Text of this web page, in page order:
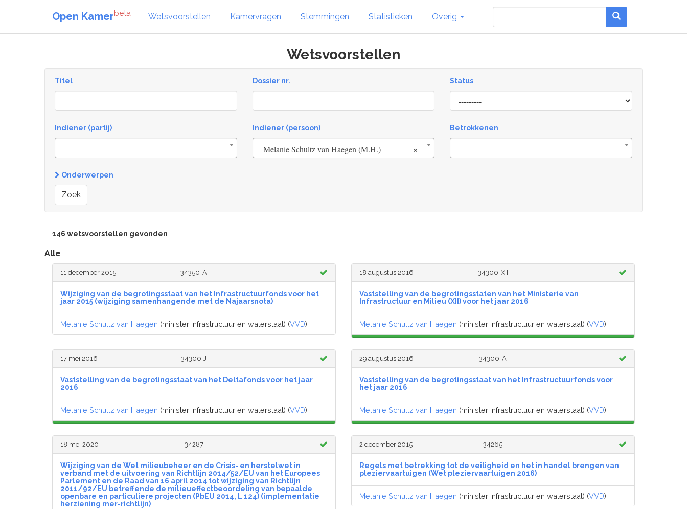
Open Kamerbeta Wetsvoorstellen Kamervragen Stemmingen Statistieken Overig
Wetsvoorstellen
Titel Dossier nr. Status
Status
Indiener (partij) Indiener (persoon)
×
Melanie Schultz van Haegen (M.H.)
Betrokkenen
Onderwerpen
Zoek
146 wetsvoorstellen gevonden
Alle
11 december 2015 34350-A
Wijziging van de begrotingsstaat van het Infrastructuurfonds voor het
jaar 2015 (wijziging samenhangende met de Najaarsnota)
Melanie Schultz van Haegen (minister infrastructuur en waterstaat) (VVD)
18 augustus 2016 34300-XII
Vaststelling van de begrotingsstaten van het Ministerie van
Infrastructuur en Milieu (XII) voor het jaar 2016
Melanie Schultz van Haegen (minister infrastructuur en waterstaat) (VVD)
17 mei 2016 34300-J
Vaststelling van de begrotingsstaat van het Deltafonds voor het jaar
2016
Melanie Schultz van Haegen (minister infrastructuur en waterstaat) (VVD)
29 augustus 2016 34300-A
Vaststelling van de begrotingsstaat van het Infrastructuurfonds voor
het jaar 2016
Melanie Schultz van Haegen (minister infrastructuur en waterstaat) (VVD)
18 mei 2020 34287
Wijziging van de Wet milieubeheer en de Crisis- en herstelwet in
verband met de uitvoering van Richtlijn 2014/52/EU van het Europees
Parlement en de Raad van 16 april 2014 tot wijziging van Richtlijn
2011/92/EU betreffende de milieueffectbeoordeling van bepaalde
openbare en particuliere projecten (PbEU 2014, L 124) (implementatie
herziening mer-richtlijn)
2 december 2015 34265
Regels met betrekking tot de veiligheid en het in handel brengen van
pleziervaartuigen (Wet pleziervaartuigen 2016)
Melanie Schultz van Haegen (minister infrastructuur en waterstaat) (VVD)